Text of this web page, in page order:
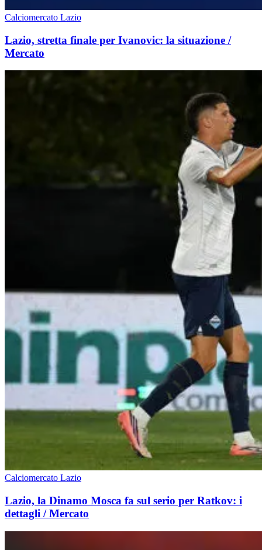
Calciomercato Lazio
Lazio, stretta finale per Ivanovic: la situazione /
Mercato
Calciomercato Lazio
Lazio, la Dinamo Mosca fa sul serio per Ratkov: i
dettagli / Mercato